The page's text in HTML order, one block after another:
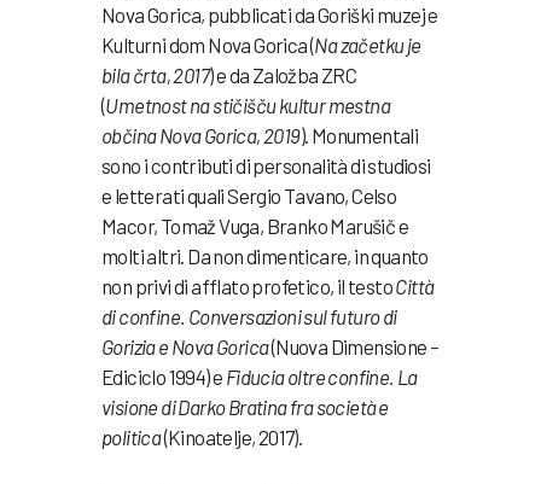
Nova Gorica, pubblicati da Goriški muzej e
Kulturni dom Nova Gorica (Na začetku je
bila črta, 2017) e da Založba ZRC
(Umetnost na stičišču kultur mestna
občina Nova Gorica, 2019). Monumentali
sono i contributi di personalità di studiosi
e letterati quali Sergio Tavano, Celso
Macor, Tomaž Vuga, Branko Marušič e
molti altri. Da non dimenticare, in quanto
non privi di afflato profetico, il testoCittà
di confine. Conversazioni sul futuro di
Gorizia e Nova Gorica(Nuova Dimensione –
Ediciclo 1994) e Fiducia oltre confine. La
visione di Darko Bratina fra società e
politica(Kinoatelje, 2017).